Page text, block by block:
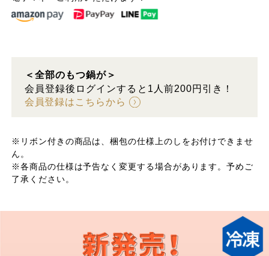
＜全部のもつ鍋が＞
会員登録後ログインすると1人前200円引き！
会員登録はこちらから
※リボン付きの商品は、梱包の仕様上のしをお付けできませ
ん。
※各商品の仕様は予告なく変更する場合があります。予めご
了承ください。